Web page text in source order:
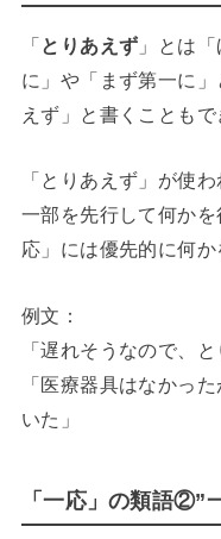
「とりあえず 」とは
に」や「まず第一に
えず」と書くこともで
「とりあえず」が使
一部を先行して何か
応」には優先的に何か
例文：
「遅れそうなので、
「医療器具はなかっ
いた」
「一応」の類語②”